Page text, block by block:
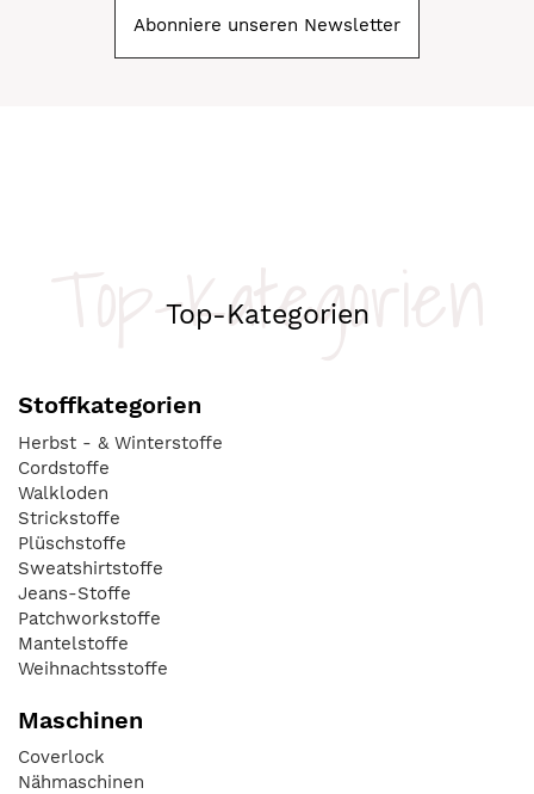
Abonniere unseren Newsletter
Top-Kategorien
Top-Kategorien
Stoffkategorien
Herbst - & Winterstoffe
Cordstoffe
Walkloden
Strickstoffe
Plüschstoffe
Sweatshirtstoffe
Jeans-Stoffe
Patchworkstoffe
Mantelstoffe
Weihnachtsstoffe
Maschinen
Coverlock
Nähmaschinen